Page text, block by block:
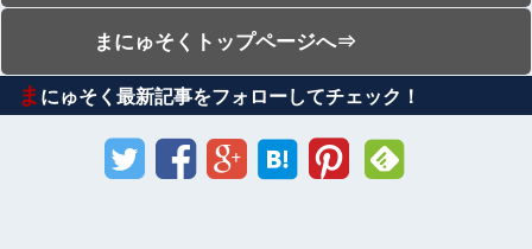
まにゅそくトップページへ⇒
ま にゅそく最新記事をフォローしてチェック！